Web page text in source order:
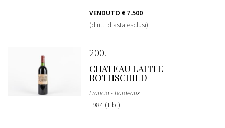
VENDUTO € 7.500
(diritti d'asta esclusi)
200
CHATEAU LAFITE
ROTHSCHILD
Francia - Bordeaux
1984 (1 bt)